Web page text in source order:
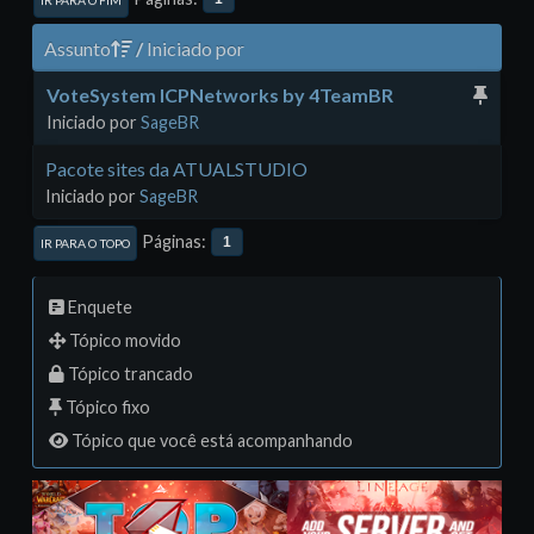
Assunto / Iniciado por
VoteSystem ICPNetworks by 4TeamBR
Iniciado por SageBR
Pacote sites da ATUALSTUDIO
Iniciado por SageBR
IR PARA O TOPO Páginas 1
Enquete
Tópico movido
Tópico trancado
Tópico fixo
Tópico que você está acompanhando